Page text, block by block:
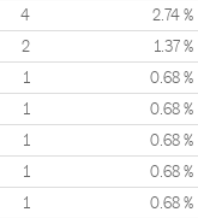
4 2.74 %
2 1.37 %
1 0.68 %
1 0.68 %
1 0.68 %
1 0.68 %
1 0.68 %